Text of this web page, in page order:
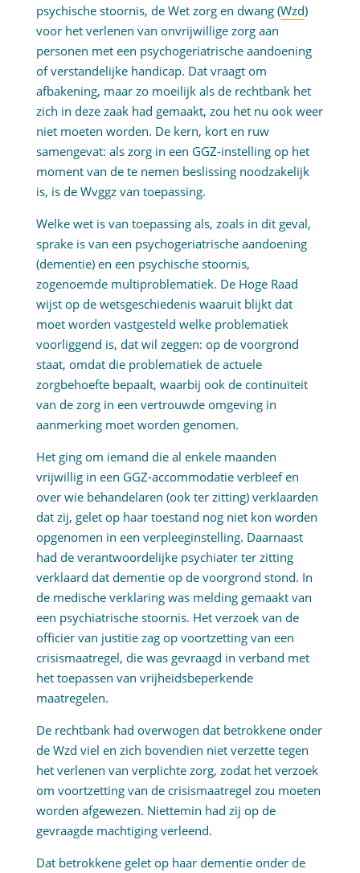
psychische stoornis, de Wet zorg en dwang (Wzd)
voor het verlenen van onvrijwillige zorg aan
personen met een psychogeriatrische aandoening
of verstandelijke handicap. Dat vraagt om
afbakening, maar zo moeilijk als de rechtbank het
zich in deze zaak had gemaakt, zou het nu ook weer
niet moeten worden. De kern, kort en ruw
samengevat: als zorg in een GGZ-instelling op het
moment van de te nemen beslissing noodzakelijk
is, is de Wvggz van toepassing.
Welke wet is van toepassing als, zoals in dit geval,
sprake is van een psychogeriatrische aandoening
(dementie) en een psychische stoornis,
zogenoemde multiproblematiek. De Hoge Raad
wijst op de wetsgeschiedenis waaruit blijkt dat
moet worden vastgesteld welke problematiek
voorliggend is, dat wil zeggen: op de voorgrond
staat, omdat die problematiek de actuele
zorgbehoefte bepaalt, waarbij ook de continuïteit
van de zorg in een vertrouwde omgeving in
aanmerking moet worden genomen.
Het ging om iemand die al enkele maanden
vrijwillig in een GGZ-accommodatie verbleef en
over wie behandelaren (ook ter zitting) verklaarden
dat zij, gelet op haar toestand nog niet kon worden
opgenomen in een verpleeginstelling. Daarnaast
had de verantwoordelijke psychiater ter zitting
verklaard dat dementie op de voorgrond stond. In
de medische verklaring was melding gemaakt van
een psychiatrische stoornis. Het verzoek van de
officier van justitie zag op voortzetting van een
crisismaatregel, die was gevraagd in verband met
het toepassen van vrijheidsbeperkende
maatregelen.
De rechtbank had overwogen dat betrokkene onder
de Wzd viel en zich bovendien niet verzette tegen
het verlenen van verplichte zorg, zodat het verzoek
om voortzetting van de crisismaatregel zou moeten
worden afgewezen. Niettemin had zij op de
gevraagde machtiging verleend.
Dat betrokkene gelet op haar dementie onder de